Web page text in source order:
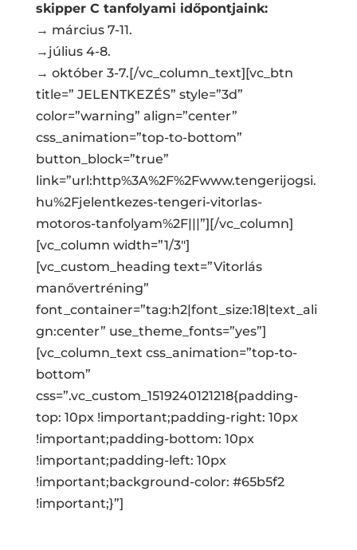
skipper C tanfolyami időpontjaink:
→ március 7-11.
→július 4-8.
→ október 3-7.[/vc_column_text][vc_btn
title=” JELENTKEZÉS” style=”3d”
color=”warning” align=”center”
css_animation=”top-to-bottom”
button_block=”true”
link=”url:http%3A%2F%2Fwww.tengerijogsi.
hu%2Fjelentkezes-tengeri-vitorlas-
motoros-tanfolyam%2F|||”][/vc_column]
[vc_column width=”1/3″]
[vc_custom_heading text=”Vitorlás
manővertréning”
font_container=”tag:h2|font_size:18|text_ali
gn:center” use_theme_fonts=”yes”]
[vc_column_text css_animation=”top-to-
bottom”
css=”.vc_custom_1519240121218{padding-
top: 10px !important;padding-right: 10px
!important;padding-bottom: 10px
!important;padding-left: 10px
!important;background-color: #65b5f2
!important;}”]